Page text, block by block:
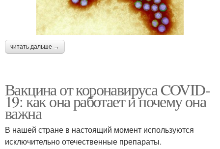
читать дальше →
Вакцина от коронавируса COVID-
19: как она работает и почему она
важна
В нашей стране в настоящий момент используются
исключительно отечественные препараты.